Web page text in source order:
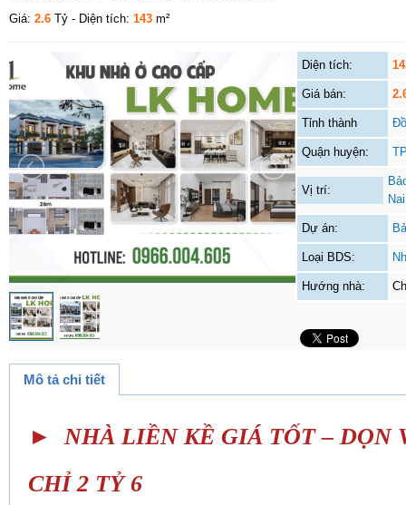
Giá: 2.6 Tỷ - Diện tích: 143 m²
Diện tích:
Giá bán:
Tỉnh thành
Quận huyện:
Vị trí:
Nai
Dự án:
Loại BDS:
Hướng nhà:
Mô tả chi tiết
► NHÀ LIỀN KỀ GIÁ TỐT – DỌN
CHỈ 2 TỶ 6